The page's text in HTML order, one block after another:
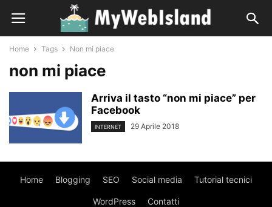
Home Tags Non mi piace
non mi piace
Arriva il tasto “non mi piace” per
Facebook
INTERNET 29 Aprile 2018
Home Blogging SEO Social media Tutorial tecnici
WordPress Contatti